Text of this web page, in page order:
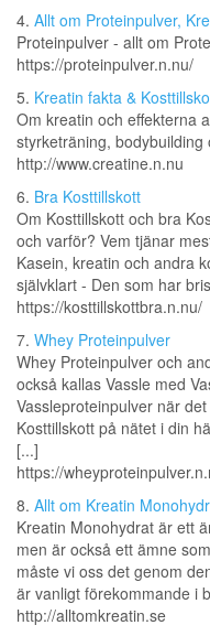
4. Allt om Proteinpulver,
Proteinpulver - allt om
https://proteinpulver.n.nu/
5. Kreatin fakta &
Om kreatin och effekterna
styrketräning,
http://www.creatine.n.nu
6. Bra Kosttillskott
Om Kosttillskott och bra
och varför? Vem tjänar
Kasein, kreatin och andra
självklart - Den som har
https://kosttillskottbra.n.nu/
7. Whey Proteinpulver
Whey Proteinpulver och
också kallas Vassle med
Vassleproteinpulver när
Kosttillskott på nätet i din
[...]
https://
8. Allt om Kreatin
Kreatin Monohydrat är ett
men är också ett ämne
måste vi oss det genom
är vanligt förekommande i
http://alltomkreatin.se